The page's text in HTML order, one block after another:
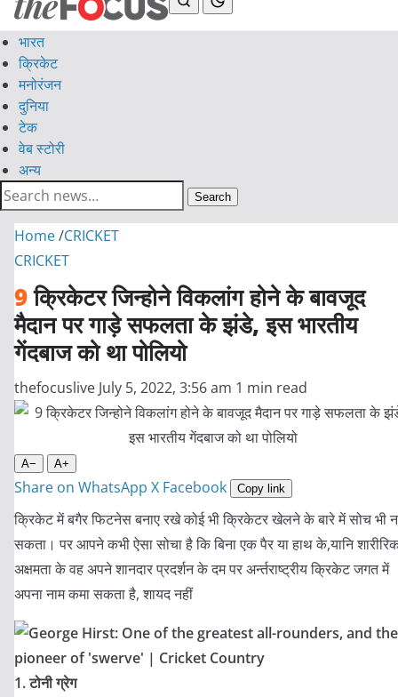
भारत
क्रिकेट
मनोरंजन
दुनिया
टेक
वेब स्टोरी
अन्य
Search
Home/CRICKET
CRICKET
9क्रिकेटर जिन्होने विकलांग होने के बावजूद
मैदान पर गाड़े सफलता के झंडे, इस भारतीय
गेंदबाज को था पोलियो
thefocuslive July 5, 2022, 3:56 am 1 min read
A− A+
Share on WhatsApp X Facebook Copy link
क्रिकेट में बगैर फिटनेस बनाए रखे कोई भी क्रिकेटर खेलने के बारे में सोच भी
सकता। पर आपने कभी ऐसा सोचा है कि बिना एक पैर या हाथ के,यानि
अक्षमता के वह अपने शानदार प्रदर्शन के दम पर अर्न्तराष्ट्रीय क्रिकेट जगत में
अपना नाम कमा सकता है, शायद नहीं
1. टोनी ग्रेग